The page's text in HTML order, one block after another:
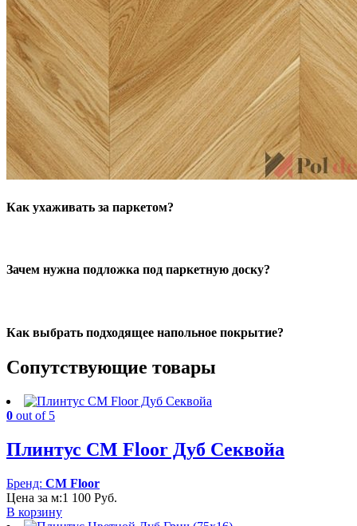
Как ухаживать за паркетом?
Зачем нужна подложка под паркетную доску?
Как выбрать подходящее напольное покрытие?
Сопутствующие товары
0 out of 5
Плинтус CM Floor Дуб Секвойа
Бренд: CM Floor
Цена за м:1 100 Руб.
В корзину